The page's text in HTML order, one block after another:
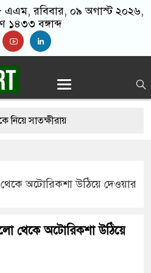
এএম, রবিবার, ০৯ অগাস্ট ২০২৬,
১৪৩৩ বঙ্গাব্দ
সাতক্ষীরায়
১৯ মরদেহ উদ্ধার,
বাইডেন
অটোরিকশা উঠিয়ে দেওয়ার
থেকে অটোরিকশা উঠিয়ে